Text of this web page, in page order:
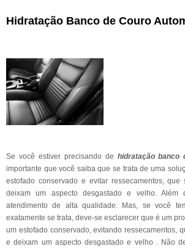
Hidratação Banco de Couro
Se você estiver precisando de hidratação banco
importante que você saiba que se trata de uma
estofado conservado e evitar ressecamentos, que
deixam um aspecto desgastado e velho. Além
atendimento de alta qualidade. Mas, se você
exatamente se trata, deve-se esclarecer que é um
um estofado conservado, evitando ressecamentos,
e deixam um aspecto desgastado e velho . Não